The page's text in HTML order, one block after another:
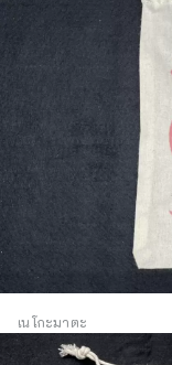
เนโกะมาตะ